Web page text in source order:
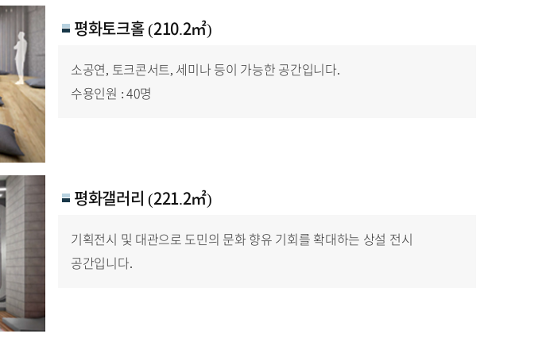
평화토크홀(210.2㎡)
소공연, 토크콘서트, 세미나 등이 가능한 공간입니다.
수용인원 : 40명
평화갤러리(221.2㎡)
기획전시 및 대관으로 도민의 문화 향유 기회를 확대하는 상설 전시
공간입니다.